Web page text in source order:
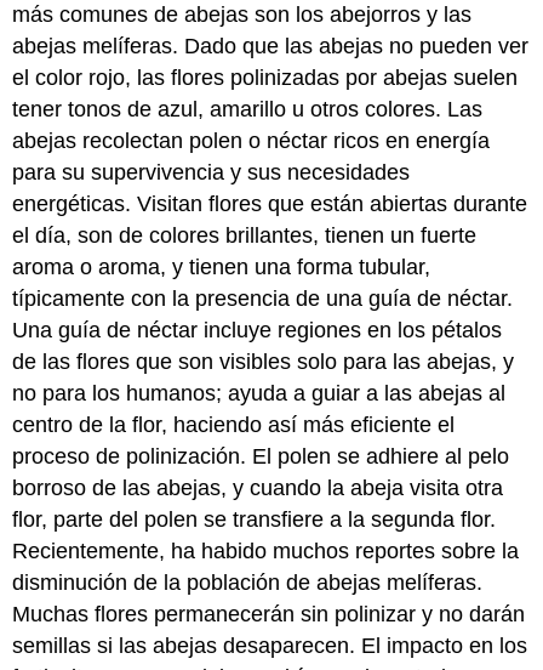
más comunes de abejas son los abejorros y las
abejas melíferas. Dado que las abejas no pueden ver
el color rojo, las flores polinizadas por abejas suelen
tener tonos de azul, amarillo u otros colores. Las
abejas recolectan polen o néctar ricos en energía
para su supervivencia y sus necesidades
energéticas. Visitan flores que están abiertas durante
el día, son de colores brillantes, tienen un fuerte
aroma o aroma, y tienen una forma tubular,
típicamente con la presencia de una guía de néctar.
Unaguía de néctar incluye regiones en los pétalos
de las flores que son visibles solo para las abejas, y
no para los humanos; ayuda a guiar a las abejas al
centro de la flor, haciendo así más eficiente el
proceso de polinización. El polen se adhiere al pelo
borroso de las abejas, y cuando la abeja visita otra
flor, parte del polen se transfiere a la segunda flor.
Recientemente, ha habido muchos reportes sobre la
disminución de la población de abejas melíferas.
Muchas flores permanecerán sin polinizar y no darán
semillas si las abejas desaparecen. El impacto en los